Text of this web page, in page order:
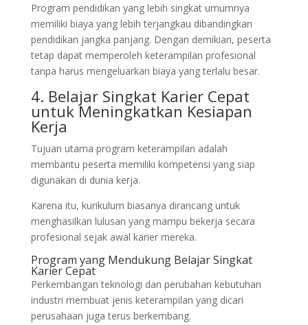
Program pendidikan yang lebih singkat umumnya
memiliki biaya yang lebih terjangkau dibandingkan
pendidikan jangka panjang. Dengan demikian, peserta
tetap dapat memperoleh keterampilan profesional
tanpa harus mengeluarkan biaya yang terlalu besar.
4. Belajar Singkat Karier Cepat
untuk Meningkatkan Kesiapan
Kerja
Tujuan utama program keterampilan adalah
membantu peserta memiliki kompetensi yang siap
digunakan di dunia kerja.
Karena itu, kurikulum biasanya dirancang untuk
menghasilkan lulusan yang mampu bekerja secara
profesional sejak awal karier mereka.
Program yang Mendukung Belajar Singkat
Karier Cepat
Perkembangan teknologi dan perubahan kebutuhan
industri membuat jenis keterampilan yang dicari
perusahaan juga terus berkembang.